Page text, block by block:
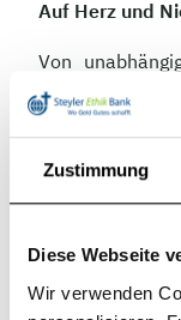
Zustimmung
Diese Webseite
Wir verwenden
Auf Herz und
Von
Faire
Umweltzeichen